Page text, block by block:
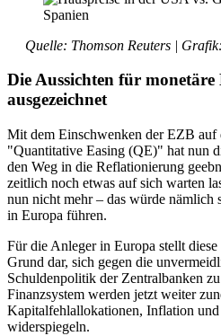
Quelle: Thomson Reuters |
Die Aussichten für
ausgezeichnet
Mit dem Einschwenken der EZB auf
"Quantitative Easing (QE)" hat nun
den Weg in die Reflationierung
zeitlich noch etwas auf sich warten
nun nicht mehr – das würde nämlich
in Europa führen.
Für die Anleger in Europa stellt
Grund dar, sich gegen die
Schuldenpolitik der Zentralbanken
Finanzsystem werden jetzt weiter
Kapitalfehlallokationen, Inflation
widerspiegeln.